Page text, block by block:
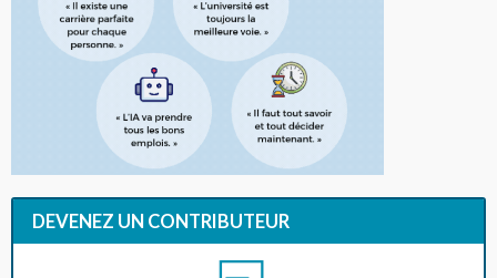
DEVENEZ UN CONTRIBUTEUR